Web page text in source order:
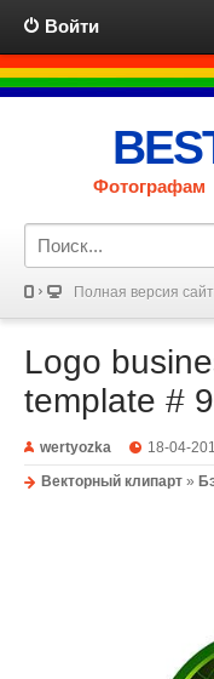
Войти
Фотографам
Полная версия
Logo
template #
wertyozka 18-04-
Векторный клипарт »